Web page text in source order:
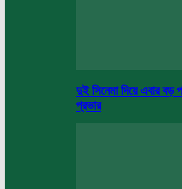
দুই সিনেমা দিয়ে এবার বড়
প্রভার